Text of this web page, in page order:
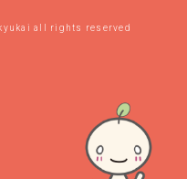
all rights reserved